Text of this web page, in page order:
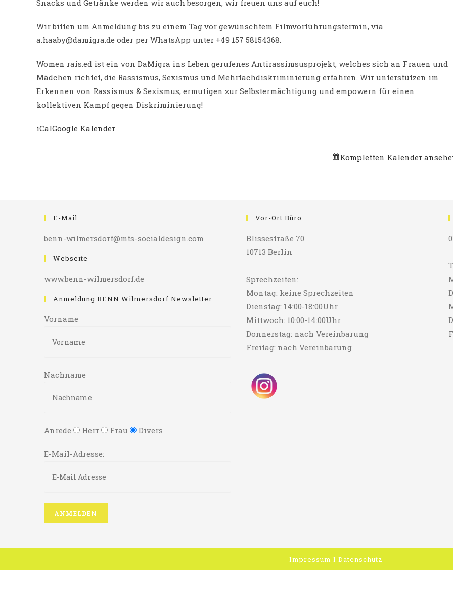
Snacks und Getränke werden wir auch besorgen, wir freuen uns auf euch!
Wir bitten um Anmeldung bis zu einem Tag vor gewünschtem Filmvorführungstermin, via
a.haaby@damigra.de oder per WhatsApp unter +49 157 58154368.
Women rais.ed ist ein von DaMigra ins Leben gerufenes Antirassimsusprojekt, welches sich an Frauen und
Mädchen richtet, die Rassismus, Sexismus und Mehrfachdiskriminierung erfahren. Wir unterstützen im
Erkennen von Rassismus & Sexismus, ermutigen zur Selbstermächtigung und empowern für einen
kollektiven Kampf gegen Diskriminierung!
iCalGoogle Kalender
Kompletten Kalender
E-Mail
benn-wilmersdorf@mts-socialdesign.com
Webseite
www.benn-wilmersdorf.de
Anmeldung BENN Wilmersdorf Newsletter
Vorname
Nachname
Anrede Herr Frau Divers
E-Mail-Adresse:
Vor-Ort Büro
Blissestraße 70
10713 Berlin
Sprechzeiten:
Montag: keine Sprechzeiten
Dienstag: 14:00-18:00Uhr
Mittwoch: 10:00-14:00Uhr
Donnerstag: nach Vereinbarung
Freitag: nach Vereinbarung
Impressum I Datenschutz